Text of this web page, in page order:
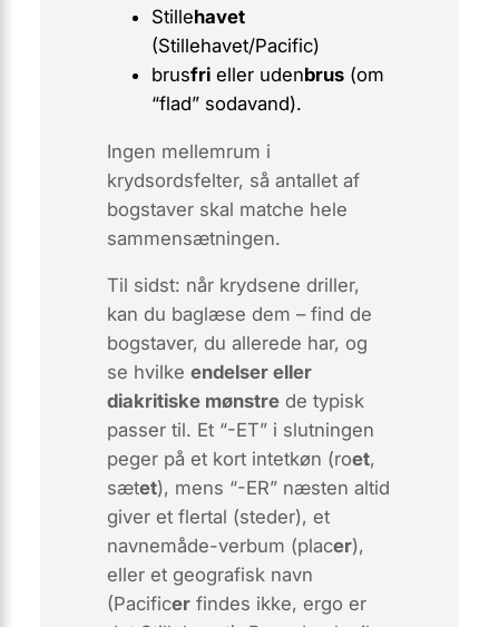
Stillehavet
(Stillehavet/Pacific)
brusfrieller udenbrus(om
“flad” sodavand).
Ingen mellemrum i
krydsordsfelter, så antallet af
bogstaver skal matche hele
sammensætningen.
Til sidst: når krydsene driller,
kan du baglæse dem – find de
bogstaver, du allerede har, og
se hvilke endelser eller
diakritiske mønstrede typisk
passer til. Et “-ET” i slutningen
peger på et kort intetkøn (roet,
sætet), mens “-ER” næsten altid
giver et flertal (steder), et
navnemåde-verbum (placer),
eller et geografisk navn
(Pacificerfindes ikke, ergo er